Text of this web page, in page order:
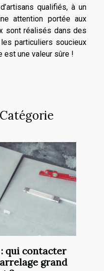
qualifiés, à un
attention portée aux
sont réalisés dans des
particuliers soucieux
est une valeur sûre !
qui contacter
grand